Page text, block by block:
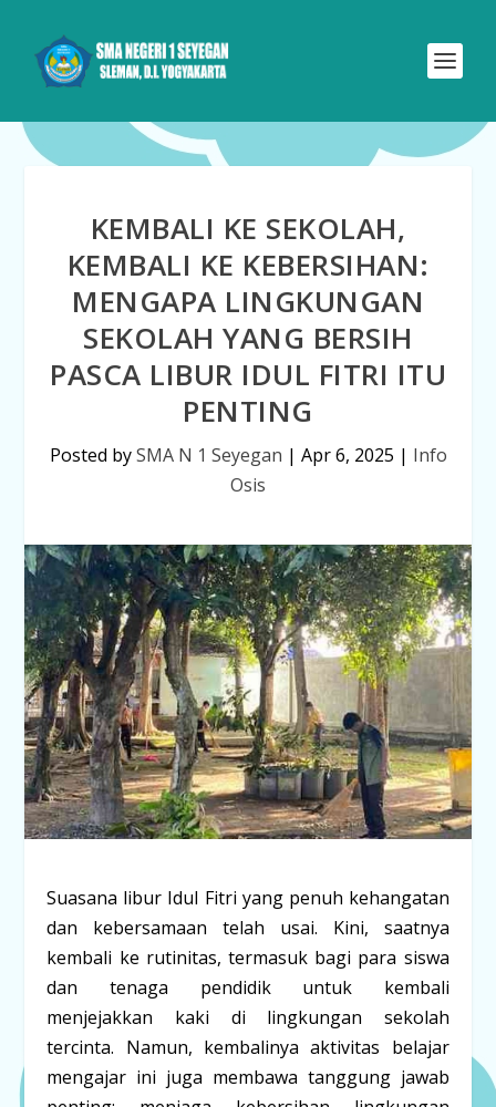
KEMBALI KE SEKOLAH,
KEMBALI KE KEBERSIHAN:
MENGAPA LINGKUNGAN
SEKOLAH YANG BERSIH
PASCA LIBUR IDUL FITRI ITU
PENTING
Posted bySMA N 1 Seyegan | Apr 6, 2025 | Info
Osis
Suasana libur Idul Fitri yang penuh kehangatan
dan kebersamaan telah usai. Kini, saatnya
kembali ke rutinitas, termasuk bagi para siswa
dan tenaga pendidik untuk kembali
menjejakkan kaki di lingkungan sekolah
tercinta. Namun, kembalinya aktivitas belajar
mengajar ini juga membawa tanggung jawab